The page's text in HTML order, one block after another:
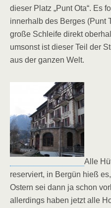
dieser Platz „Punt Ota“. Es
innerhalb des Berges (Punt
große Schleife direkt
umsonst ist dieser Teil der
aus der ganzen Welt.
Alle
reserviert, in Bergün hieß
Ostern sei dann ja schon
allerdings haben jetzt alle